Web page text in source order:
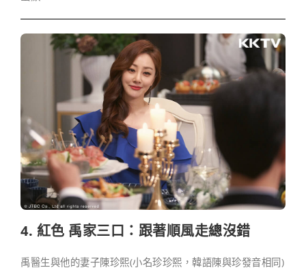
4. 紅色 禹家三口：跟著順風走總沒錯
禹醫生與他的妻子陳珍熙(小名珍珍熙，韓語陳與珍發音相同)